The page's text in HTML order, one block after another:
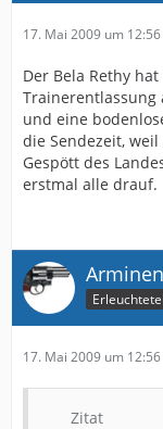
17. Mai 2009 um 12:56
Der Bela Rethy
Trainerentlassung
und eine
die Sendezeit,
Gespött des
erstmal alle drauf.
17. Mai 2009 um 12:56
Zitat